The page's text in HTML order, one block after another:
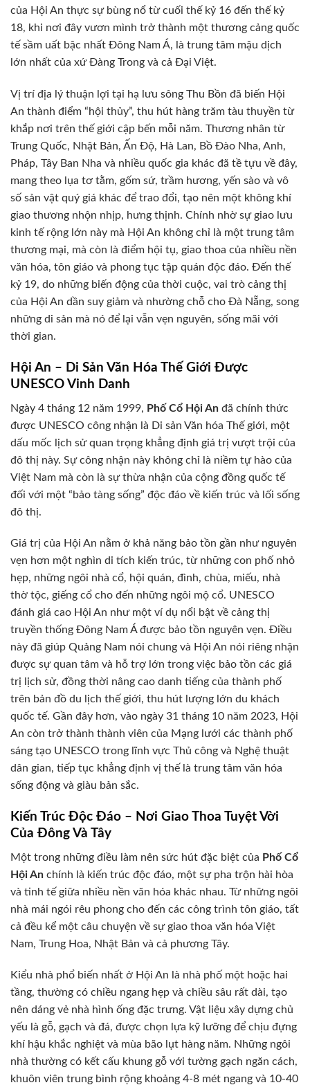
của Hội An thực sự bùng nổ từ cuối thế kỷ 16 đến thế kỷ
18, khi nơi đây vươn mình trở thành một thương cảng quốc
tế sầm uất bậc nhất Đông Nam Á, là trung tâm mậu dịch
lớn nhất của xứ Đàng Trong và cả Đại Việt.
Vị trí địa lý thuận lợi tại hạ lưu sông Thu Bồn đã biến Hội
An thành điểm “hội thủy”, thu hút hàng trăm tàu thuyền từ
khắp nơi trên thế giới cập bến mỗi năm. Thương nhân từ
Trung Quốc, Nhật Bản, Ấn Độ, Hà Lan, Bồ Đào Nha, Anh,
Pháp, Tây Ban Nha và nhiều quốc gia khác đã tề tựu về đây,
mang theo lụa tơ tằm, gốm sứ, trầm hương, yến sào và vô
số sản vật quý giá khác để trao đổi, tạo nên một không khí
giao thương nhộn nhịp, hưng thịnh. Chính nhờ sự giao lưu
kinh tế rộng lớn này mà Hội An không chỉ là một trung tâm
thương mại, mà còn là điểm hội tụ, giao thoa của nhiều nền
văn hóa, tôn giáo và phong tục tập quán độc đáo. Đến thế
kỷ 19, do những biến động của thời cuộc, vai trò cảng thị
của Hội An dần suy giảm và nhường chỗ cho Đà Nẵng, song
những di sản mà nó để lại vẫn vẹn nguyên, sống mãi với
thời gian.
Hội An – Di Sản Văn Hóa Thế Giới Được
UNESCO Vinh Danh
Ngày 4 tháng 12 năm 1999, Phố Cổ Hội An đã chính thức
được UNESCO công nhận là Di sản Văn hóa Thế giới, một
dấu mốc lịch sử quan trọng khẳng định giá trị vượt trội của
đô thị này. Sự công nhận này không chỉ là niềm tự hào của
Việt Nam mà còn là sự thừa nhận của cộng đồng quốc tế
đối với một “bảo tàng sống” độc đáo về kiến trúc và lối sống
đô thị.
Giá trị của Hội An nằm ở khả năng bảo tồn gần như nguyên
vẹn hơn một nghìn di tích kiến trúc, từ những con phố nhỏ
hẹp, những ngôi nhà cổ, hội quán, đình, chùa, miếu, nhà
thờ tộc, giếng cổ cho đến những ngôi mộ cổ. UNESCO
đánh giá cao Hội An như một ví dụ nổi bật về cảng thị
truyền thống Đông Nam Á được bảo tồn nguyên vẹn. Điều
này đã giúp Quảng Nam nói chung và Hội An nói riêng nhận
được sự quan tâm và hỗ trợ lớn trong việc bảo tồn các giá
trị lịch sử, đồng thời nâng cao danh tiếng của thành phố
trên bản đồ du lịch thế giới, thu hút lượng lớn du khách
quốc tế. Gần đây hơn, vào ngày 31 tháng 10 năm 2023, Hội
An còn trở thành thành viên của Mạng lưới các thành phố
sáng tạo UNESCO trong lĩnh vực Thủ công và Nghệ thuật
dân gian, tiếp tục khẳng định vị thế là trung tâm văn hóa
sống động và giàu bản sắc.
Kiến Trúc Độc Đáo – Nơi Giao Thoa Tuyệt Vời
Của Đông Và Tây
Một trong những điều làm nên sức hút đặc biệt của Phố Cổ
Hội An chính là kiến trúc độc đáo, một sự pha trộn hài hòa
và tinh tế giữa nhiều nền văn hóa khác nhau. Từ những ngôi
nhà mái ngói rêu phong cho đến các công trình tôn giáo, tất
cả đều kể một câu chuyện về sự giao thoa văn hóa Việt
Nam, Trung Hoa, Nhật Bản và cả phương Tây.
Kiểu nhà phổ biến nhất ở Hội An là nhà phố một hoặc hai
tầng, thường có chiều ngang hẹp và chiều sâu rất dài, tạo
nên dáng vẻ nhà hình ống đặc trưng. Vật liệu xây dựng chủ
yếu là gỗ, gạch và đá, được chọn lựa kỹ lưỡng để chịu đựng
khí hậu khắc nghiệt và mùa bão lụt hàng năm. Những ngôi
nhà thường có kết cấu khung gỗ với tường gạch ngăn cách,
khuôn viên trung bình rộng khoảng 4-8 mét ngang và 10-40